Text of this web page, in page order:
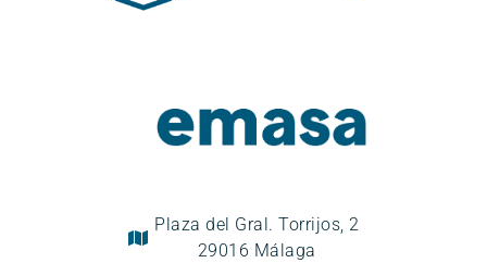
Plaza del Gral. Torrijos, 2
29016 Málaga